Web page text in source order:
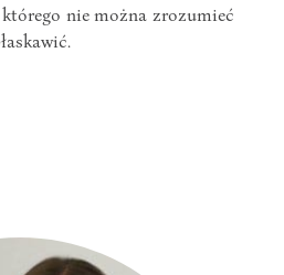
którego nie można zrozumieć